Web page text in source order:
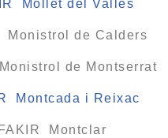
Mollet del Vallès
de Calders
de Montserrat
Montcada i Reixac
Montclar